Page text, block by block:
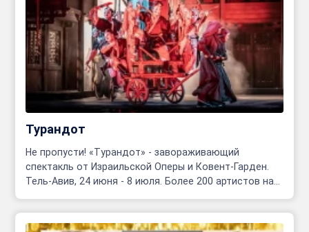
Турандот
Не пропусти! «Турандот» - завораживающий
спектакль от Израильской Оперы и Ковент-Гарден.
Тель-Авив, 24 июня - 8 июля. Более 200 артистов на